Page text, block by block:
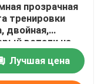
прозрачная
тренировки
двойная,
встали на
лента
кота
Лучшая цена